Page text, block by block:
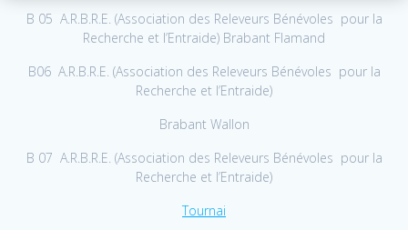
B 05 A.R.B.R.E. (Association des Releveurs Bénévoles pour la
Recherche et l’Entraide) Brabant Flamand
B06 A.R.B.R.E. (Association des Releveurs Bénévoles pour la
Recherche et l’Entraide)
Brabant Wallon
B 07 A.R.B.R.E. (Association des Releveurs Bénévoles pour la
Recherche et l’Entraide)
Tournai